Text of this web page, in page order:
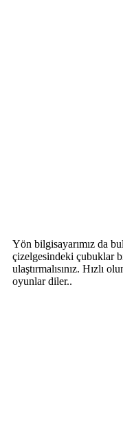
Yön bilgisayarımız da
çizelgesindeki çubuklar
ulaştırmalısınız. Hızlı
oyunlar diler..